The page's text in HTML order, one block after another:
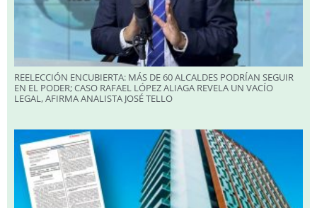
REELECCIÓN ENCUBIERTA: MÁS DE 60 ALCALDES PODRÍAN SEGUIR
EN EL PODER; CASO RAFAEL LÓPEZ ALIAGA REVELA UN VACÍO
LEGAL, AFIRMA ANALISTA JOSÉ TELLO